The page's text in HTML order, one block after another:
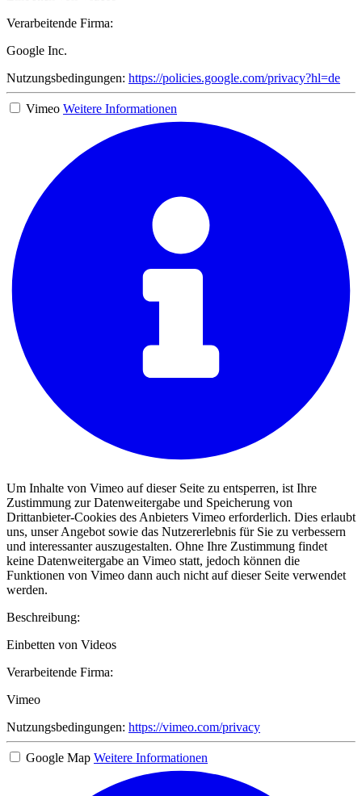
Verarbeitende Firma:
Google Inc.
Nutzungsbedingungen: https://policies.google.com/privacy?hl=de
Vimeo Weitere Informationen
Um Inhalte von Vimeo auf dieser Seite zu entsperren, ist Ihre
Zustimmung zur Datenweitergabe und Speicherung von
Drittanbieter-Cookies des Anbieters Vimeo erforderlich. Dies erlaubt
uns, unser Angebot sowie das Nutzererlebnis für Sie zu verbessern
und interessanter auszugestalten. Ohne Ihre Zustimmung findet
keine Datenweitergabe an Vimeo statt, jedoch können die
Funktionen von Vimeo dann auch nicht auf dieser Seite verwendet
werden.
Beschreibung:
Einbetten von Videos
Verarbeitende Firma:
Vimeo
Nutzungsbedingungen: https://vimeo.com/privacy
Google Map Weitere Informationen